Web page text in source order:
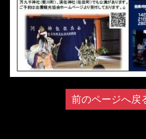
前のページへ戻